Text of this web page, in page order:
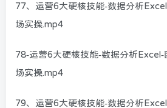
77、运营6大硬核技能-数据分析
场实操.mp4
78-运营6大硬核技能-数据分析Excel-
场实操.mp4
79、运营6大硬核技能-数据分析